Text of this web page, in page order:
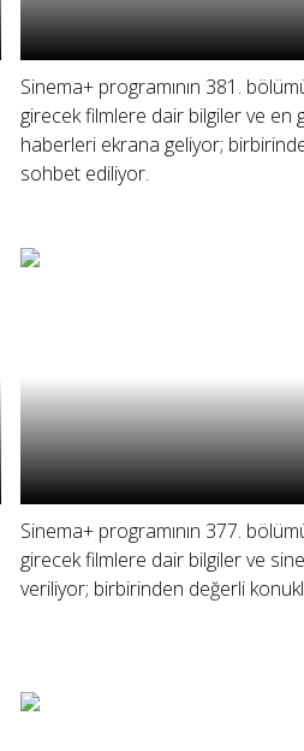
Sinema+ programının 381.
girecek filmlere dair bilgiler ve en
haberleri ekrana geliyor;
sohbet ediliyor.
Sinema+ programının 377.
girecek filmlere dair bilgiler ve
veriliyor; birbirinden değerli